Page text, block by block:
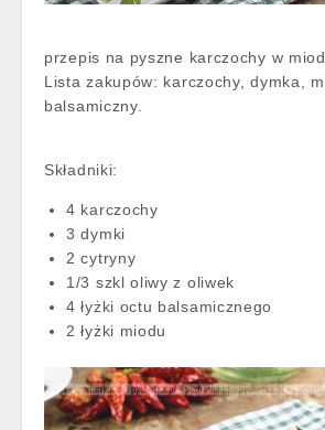
przepis na pyszne karczochy w
Lista zakupów: karczochy, dymka,
balsamiczny.
Składniki:
4 karczochy
3 dymki
2 cytryny
1/3 szkl oliwy z oliwek
4 łyżki octu balsamicznego
2 łyżki miodu